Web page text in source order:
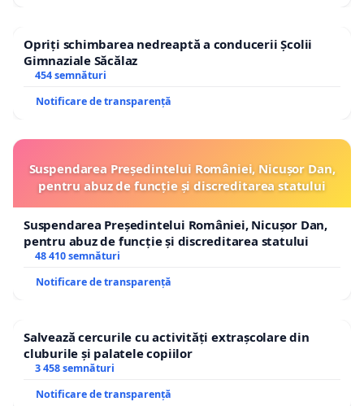
Opriți schimbarea nedreaptă a conducerii Școlii
Gimnaziale Săcălaz
454 semnături
Notificare de transparență
Suspendarea Președintelui României, Nicușor Dan,
pentru abuz de funcție și discreditarea statului
Suspendarea Președintelui României, Nicușor Dan,
pentru abuz de funcție și discreditarea statului
48 410 semnături
Notificare de transparență
Salvează cercurile cu activități extrașcolare din
cluburile și palatele copiilor
3 458 semnături
Notificare de transparență